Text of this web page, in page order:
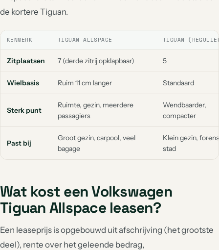
de kortere Tiguan.
KENMERK TIGUAN ALLSPACE TIGUAN
Zitplaatsen 7 (derde zitrij opklapbaar) 5
Wielbasis Ruim 11 cm langer Standaard
Sterk punt
Ruimte, gezin, meerdere
passagiers
Wendbaarder,
compacter
Past bij
Groot gezin, carpool, veel
bagage
Klein gezin,
stad
Wat kost een Volkswagen
Tiguan Allspace leasen?
Een leaseprijs is opgebouwd uit afschrijving (het grootste
deel), rente over het geleende bedrag,